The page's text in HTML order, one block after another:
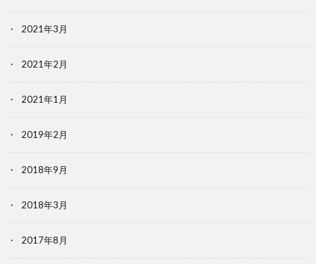
2021年3月
2021年2月
2021年1月
2019年2月
2018年9月
2018年3月
2017年8月